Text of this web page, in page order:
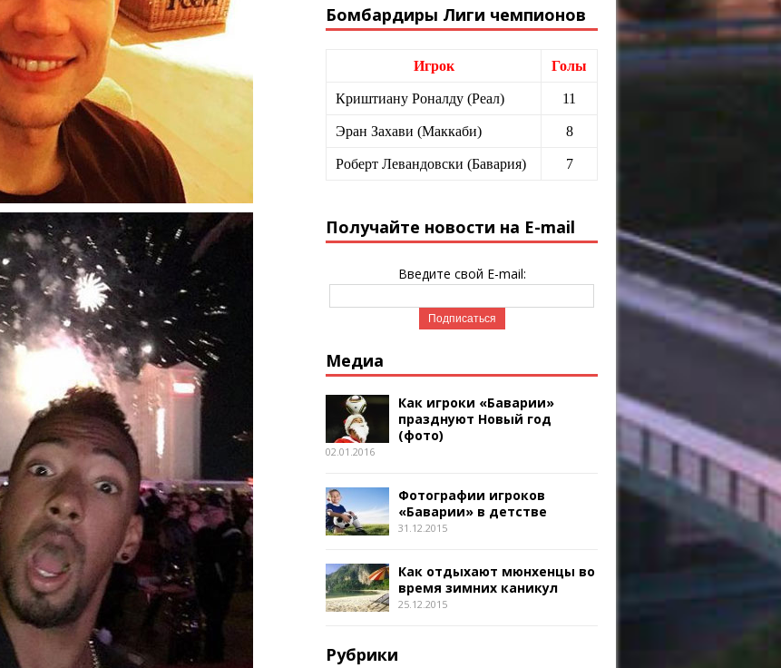
Бомбардиры Лиги чемпионов
Игрок Голы
Криштиану Роналду (Реал) 11
Эран Захави (Маккаби) 8
Роберт Левандовски (Бавария) 7
Получайте новости на E-mail
Введите свой E-mail:
Медиа
Как игроки «Баварии»
празднуют Новый год
(фото)
02.01.2016
Фотографии игроков
«Баварии» в детстве
31.12.2015
Как отдыхают мюнхенцы во
время зимних каникул
25.12.2015
Рубрики